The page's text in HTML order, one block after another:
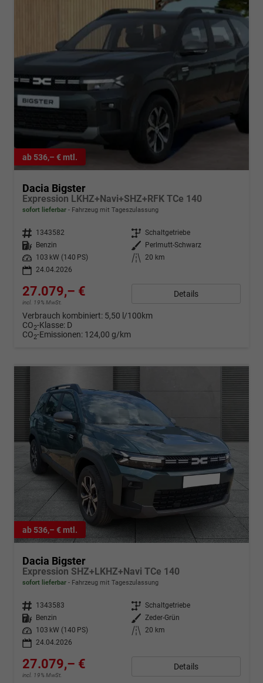
ab 536,– € mtl.
Dacia Bigster
Expression LKHZ+Navi+SHZ+RFK TCe 140
sofort lieferbar Fahrzeug mit Tageszulassung
Fahrzeugnr. 1343582 Getriebe Schaltgetriebe
Kraftstoff
Benzin Außenfarbe
Perlmutt-Schwarz
Leistung
103 kW (140 PS) Kilometerstand
20 km
24.04.2026
27.079,– €
incl. 19% MwSt.
Details
Verbrauch kombiniert: 5,50 l/100km
CO2-Klasse: D
CO2-Emissionen: 124,00 g/km
ab 536,– € mtl.
Dacia Bigster
Expression SHZ+LKHZ+Navi TCe 140
sofort lieferbar Fahrzeug mit Tageszulassung
Fahrzeugnr. 1343583 Getriebe Schaltgetriebe
Kraftstoff
Benzin Außenfarbe Zeder-Grün
Leistung
103 kW (140 PS) Kilometerstand
20 km
24.04.2026
27.079,– €
incl. 19% MwSt.
Details